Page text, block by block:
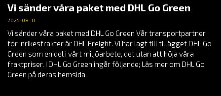
Vi sänder våra paket med DHL Go Green
2025-08-11
Vi sänder våra paket med DHL Go Green Vår transportpartner
för inrikesfrakter är DHL Freight. Vi har lagt till tillägget DHL Go
Green som en del i vårt miljöarbete, det utan att höja våra
fraktpriser. I DHL Go Green ingår följande; Läs mer om DHL Go
Green på deras hemsida.